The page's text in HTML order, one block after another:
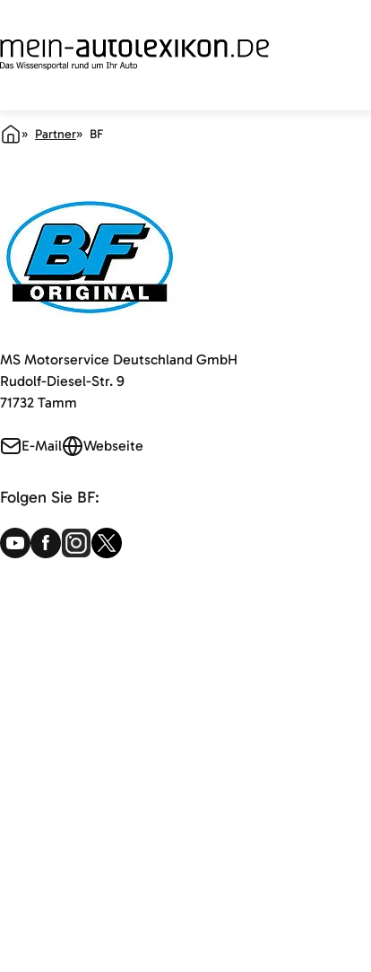
Partner BF
MS Motorservice Deutschland GmbH
Rudolf-Diesel-Str. 9
71732 Tamm
E-Mail Webseite
Folgen Sie BF: